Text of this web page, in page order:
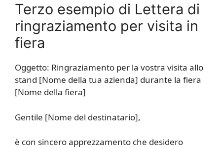
Terzo esempio di Lettera di
ringraziamento per visita in
fiera
Oggetto: Ringraziamento per la vostra visita allo
stand [Nome della tua azienda] durante la fiera
[Nome della fiera]
Gentile [Nome del destinatario],
è con sincero apprezzamento che desidero